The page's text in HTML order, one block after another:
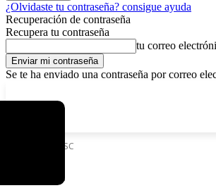
¿Olvidaste tu contraseña? consigue ayuda
Recuperación de contraseña
Recupera tu contraseña
tu correo
Se te ha enviado una contraseña por correo
FEPSC